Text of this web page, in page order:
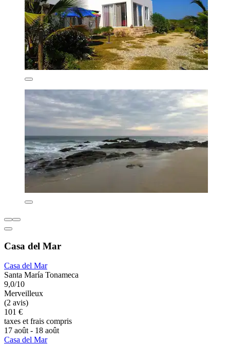
Casa del Mar
Casa del Mar
Santa María Tonameca
9,0/10
Merveilleux
(2 avis)
101 €
taxes et frais compris
17 août - 18 août
Casa del Mar